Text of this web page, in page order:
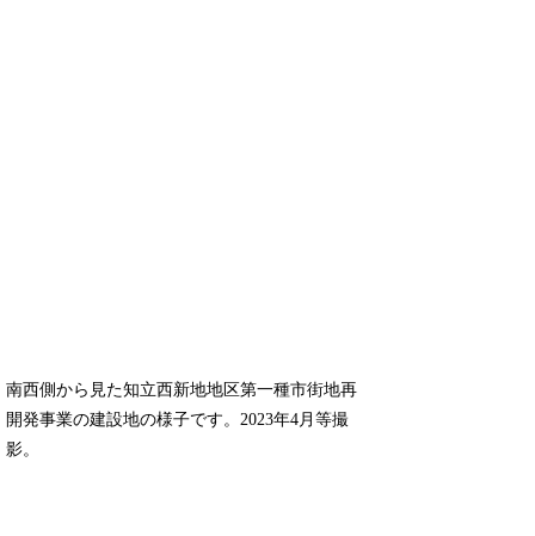
南西側から見た知立西新地地区第一種市街地再
開発事業の建設地の様子です。2023年4月等撮
影。